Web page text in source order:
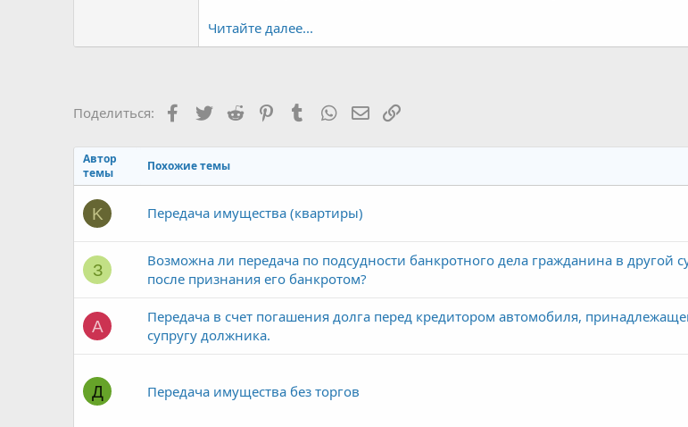
Читайте далее...
Поделиться: Facebook
TwitterReddit PinterestTumblrWhatsAppЭлектронная почта
Ссылка
Автор
темы
Похожие темы
K Передача имущества (квартиры)
З
Возможна ли передача по подсудности банкротного дела гражданина в другой
после признания его банкротом?
A
Передача в счет погашения долга перед кредитором автомобиля,
супругу должника.
Д Передача имущества без торгов